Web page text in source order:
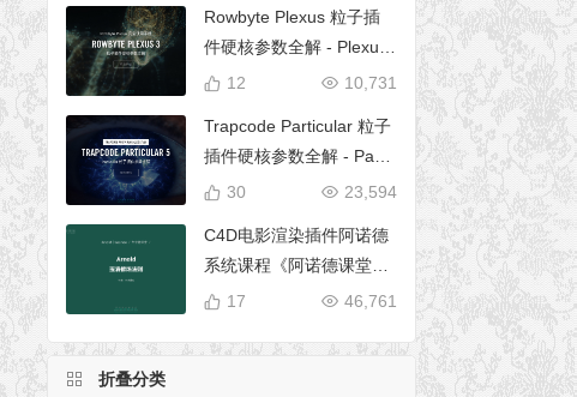
Rowbyte Plexus 粒子插
件硬核参数全解 - Plexus
完全使用手册
10,731
12
Trapcode Particular 粒子
插件硬核参数全解 - Parti
cular 5 完全使用手册23,594
30
C4D电影渲染插件阿诺德
系统课程《阿诺德课堂之
玉清境》
46,761
17
折叠分类